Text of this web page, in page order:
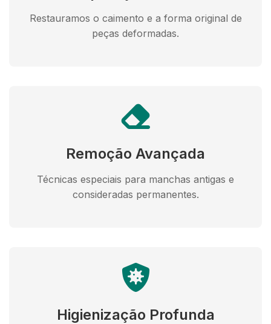
Restauramos o caimento e a forma original de
peças deformadas.
Remoção Avançada
Técnicas especiais para manchas antigas e
consideradas permanentes.
Higienização Profunda